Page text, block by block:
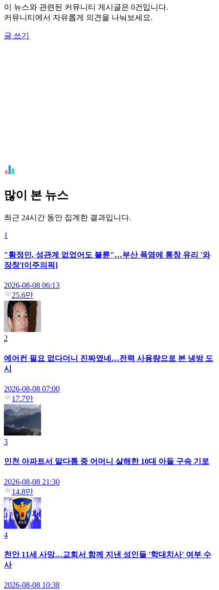
이 뉴스와 관련된 커뮤니티 게시글은 0건입니다.
커뮤니티에서 자유롭게 의견을 나눠보세요.
글 쓰기
많이 본 뉴스
최근 24시간 동안 집계한 결과입니다.
1
"황정민, 성관계 없었어도 불륜"…부산 폭염에 통창 유리 '와
장창'[이주의픽]
2026-08-08 06:13
25.6만
2
에어컨 필요 없다더니 진짜였네…전력 사용량으로 본 냉방 도
시
2026-08-08 07:00
17.7만
3
인천 아파트서 말다툼 중 어머니 살해한 10대 아들 구속 기로
2026-08-08 21:30
14.8만
4
천안 11세 사망…교회서 함께 지낸 성인들 '학대치사' 여부 수
사
2026-08-08 10:38